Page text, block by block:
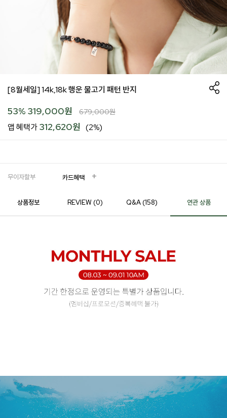
[8월세일] 14k,18k 행운 물고기 패턴 반지
53% 319,000원 679,000원
앱 혜택가312,620원 (2%)
무이자할부 카드혜택
상품정보 REVIEW (0) Q&A (158) 연관 상품